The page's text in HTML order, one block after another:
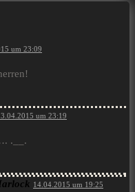
um 23:09
um 23:19
.__.
14.04.2015 um 19:25